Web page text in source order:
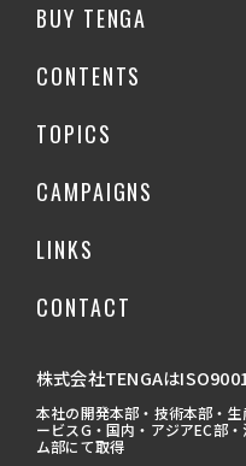
BUY TENGA
CONTENTS
TOPICS
CAMPAIGNS
LINKS
CONTACT
株式会社TENGAは
本社の開発本部・技術本部・
ービスG・国内・アジアEC部
ム部にて取得